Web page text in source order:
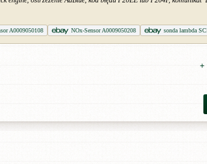
A0009050108 NOx-Sensor A0009050208 sonda lambda
+